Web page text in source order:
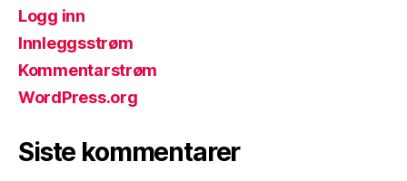
Logg inn
Innleggsstrøm
Kommentarstrøm
WordPress.org
Siste kommentarer